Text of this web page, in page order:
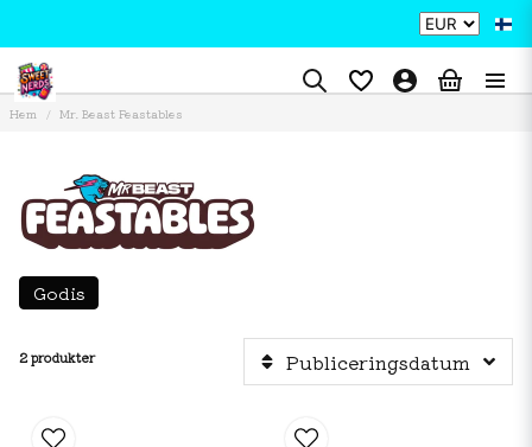
Hem Mr. Beast Feastables
Godis
2 produkter Publiceringsdatum